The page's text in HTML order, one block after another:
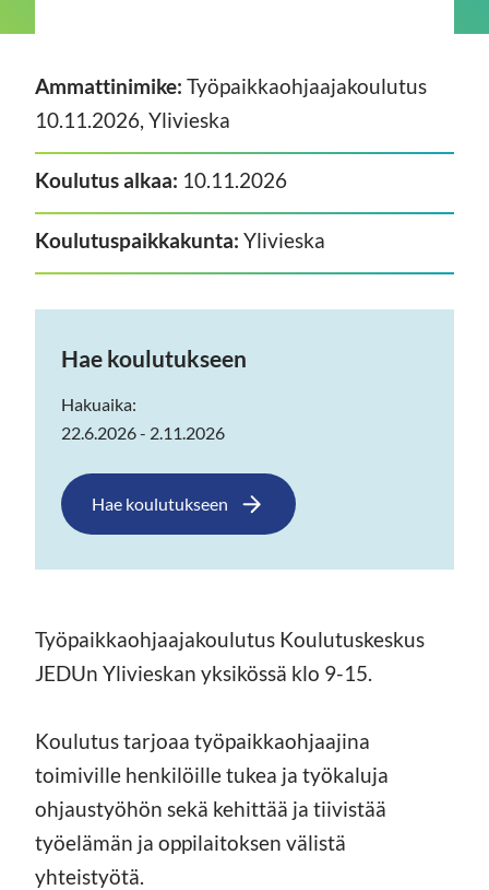
Ammattinimike: Työpaikkaohjaajakoulutus
10.11.2026, Ylivieska
Koulutus alkaa: 10.11.2026
Koulutuspaikkakunta: Ylivieska
Hae koulutukseen
Hakuaika:
22.6.2026 - 2.11.2026
Hae koulutukseen
Työpaikkaohjaajakoulutus Koulutuskeskus
JEDUn Ylivieskan yksikössä klo 9-15.
Koulutus tarjoaa työpaikkaohjaajina
toimiville henkilöille tukea ja työkaluja
ohjaustyöhön sekä kehittää ja tiivistää
työelämän ja oppilaitoksen välistä
yhteistyötä.